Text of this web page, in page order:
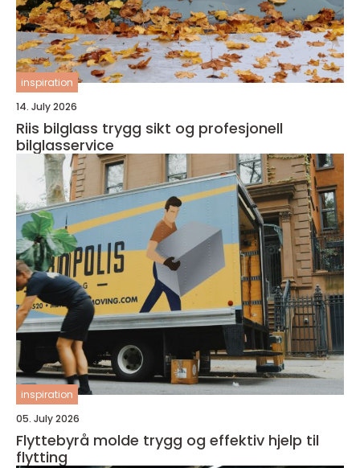
inspiration
14. July 2026
Riis bilglass trygg sikt og profesjonell
bilglasservice
inspiration
05. July 2026
Flyttebyrå molde trygg og effektiv hjelp til
flytting